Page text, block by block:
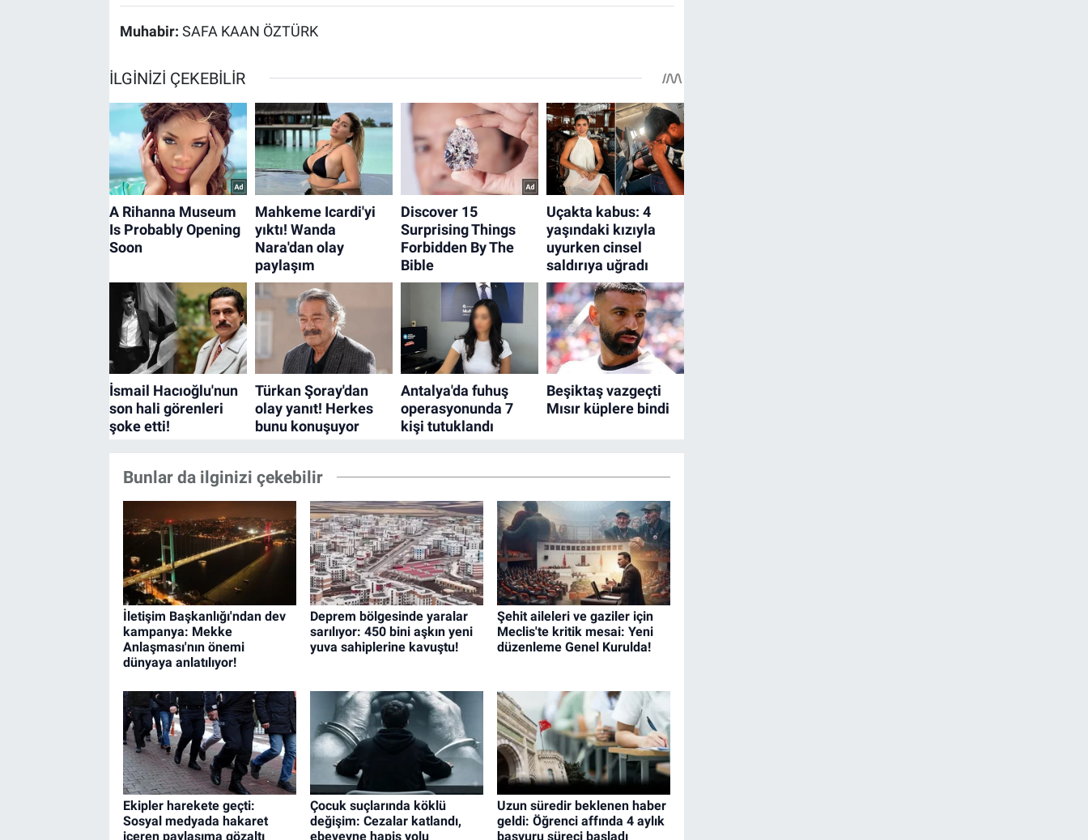
Muhabir: SAFA KAAN ÖZTÜRK
Bunlar da ilginizi çekebilir
İletişim Başkanlığı'ndan dev
kampanya: Mekke
Anlaşması'nın önemi
dünyaya anlatılıyor!
Deprem bölgesinde yaralar
sarılıyor: 450 bini aşkın yeni
yuva sahiplerine kavuştu!
Şehit aileleri ve gaziler için
Meclis'te kritik mesai: Yeni
düzenleme Genel Kurulda!
Ekipler harekete geçti:
Sosyal medyada hakaret
içeren paylaşıma gözaltı
Çocuk suçlarında köklü
değişim: Cezalar katlandı,
ebeveyne hapis yolu
Uzun süredir beklenen haber
geldi: Öğrenci affında 4 aylık
başvuru süreci başladı